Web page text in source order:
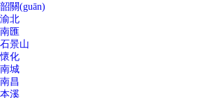
韶關(guān)
渝北
南匯
石景山
懷化
南城
南昌
本溪